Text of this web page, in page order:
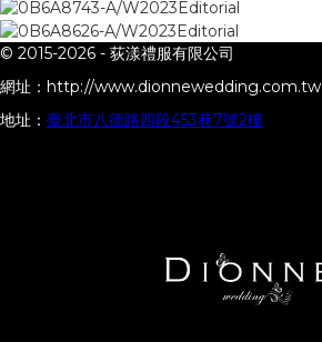
© 2015-2026 - 荻漾禮服有限公司
網址： http://www.dionnewedding.com.tw
地址： 臺北市八德路四段453巷7號2樓